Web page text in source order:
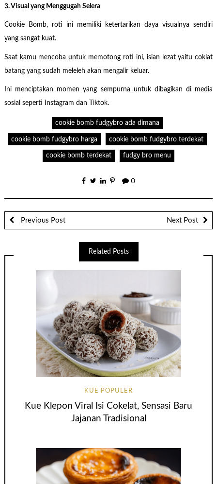
3. Visual yang Menggugah Selera
Cookie Bomb, roti ini memiliki ketertarikan daya visualnya sendiri
yang sangat kuat.
Saat kamu mencoba untuk memotong roti ini, isian lezat yaitu coklat
batang yang sudah meleleh akan mengalir keluar.
Ini menciptakan momen yang sempurna untuk dibagikan di media
sosial seperti Instagram dan Tiktok.
cookie bomb fudgybro ada dimana
cookie bomb fudgybro harga cookie bomb fudgybro terdekat
cookie bomb terdekat fudgy bro menu
0
Previous Post Next Post
Related Posts
KUE POPULER
Kue Klepon Viral Isi Cokelat, Sensasi Baru
Jajanan Tradisional